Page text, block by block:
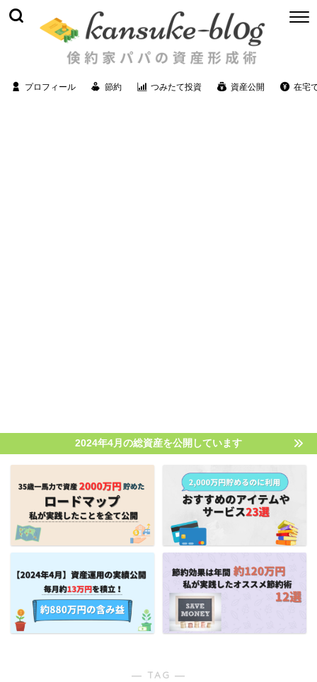
プロフィール 節約 つみたて投資 資産公開 在宅
2024年4月の総資産を公開しています
― TAG ―